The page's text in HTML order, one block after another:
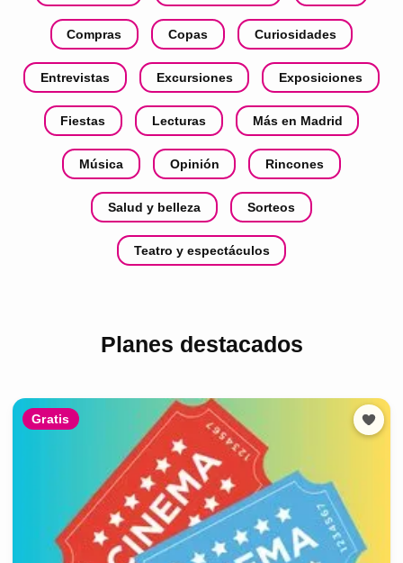
Compras Copas Curiosidades
Entrevistas Excursiones Exposiciones
Fiestas Lecturas Más en Madrid
Música Opinión Rincones
Salud y belleza Sorteos
Teatro y espectáculos
Planes destacados
Gratis